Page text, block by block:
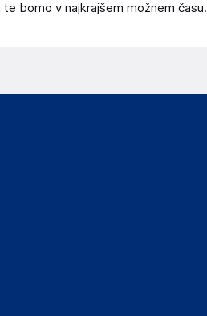
bomo v najkrajšem možnem času.